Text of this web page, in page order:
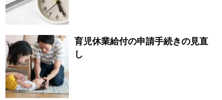
育児休業給付の申請手続きの見直
し